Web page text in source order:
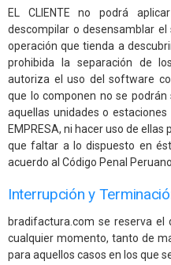
EL CLIENTE no podrá
descompilar o desensamblar
operación que tienda a
prohibida la separación de
autoriza el uso del software
que lo componen no se
aquellas unidades o
EMPRESA, ni hacer uso de
que faltar a lo dispuesto en
acuerdo al Código Penal
Interrupción y
bradifactura.com se reserva
cualquier momento, tanto de
para aquellos casos en los que